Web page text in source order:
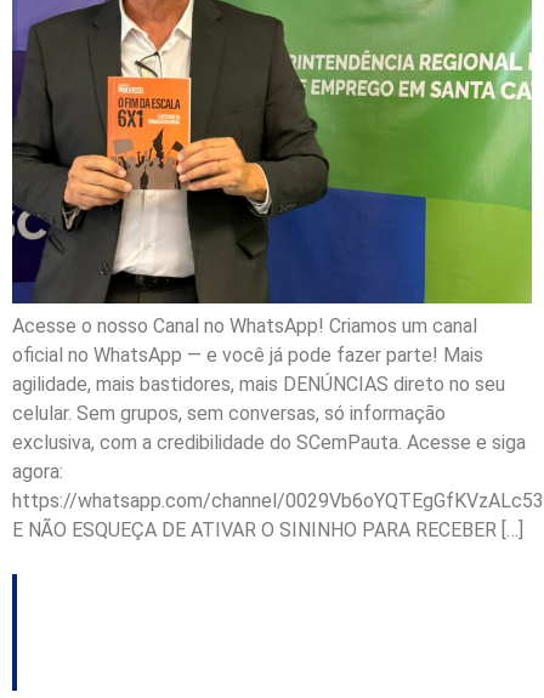
Acesse o nosso Canal no WhatsApp! Criamos um canal
oficial no WhatsApp — e você já pode fazer parte! Mais
agilidade, mais bastidores, mais DENÚNCIAS direto no seu
celular. Sem grupos, sem conversas, só informação
exclusiva, com a credibilidade do SCemPauta. Acesse e siga
agora:
https://whatsapp.com/channel/
E NÃO ESQUEÇA DE ATIVAR O SININHO PARA RECEBER […]